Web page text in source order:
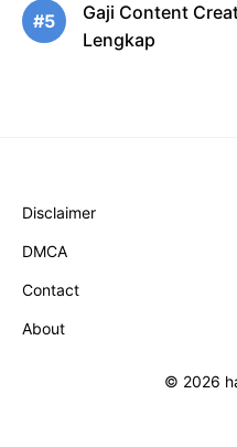
#5
Gaji Content
Lengkap
Disclaimer
DMCA
Contact
About
© 2026